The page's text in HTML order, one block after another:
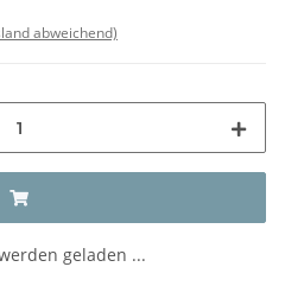
abweichend)
geladen ...